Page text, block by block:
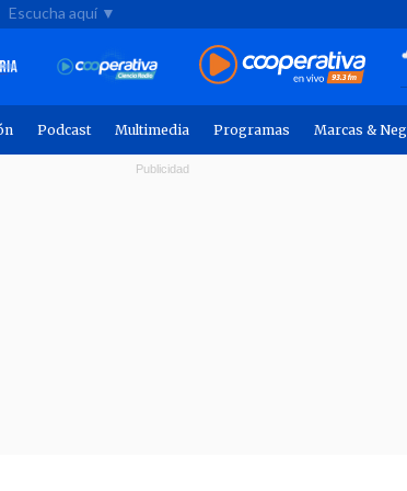
Escucha aquí ▼
Podcast Multimedia Programas Marcas &